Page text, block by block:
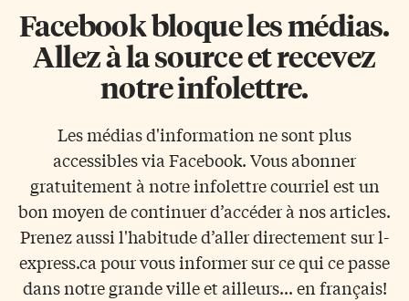
Facebook bloque les médias.
Allez à la source et recevez
notre infolettre.
Les médias d'information ne sont plus
accessibles via Facebook. Vous abonner
gratuitement à notre infolettre courriel est un
bon moyen de continuer d’accéder à nos articles.
Prenez aussi l'habitude d’aller directement sur l-
express.ca pour vous informer sur ce qui ce passe
dans notre grande ville et ailleurs... en français!